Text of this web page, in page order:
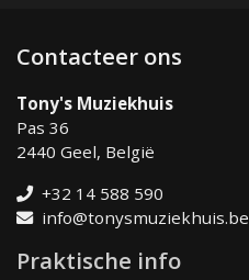
Contacteer ons
Tony's Muziekhuis
Pas 36
2440 Geel, België
+32 14 588 590
info@tonysmuziekhuis.be
Praktische info